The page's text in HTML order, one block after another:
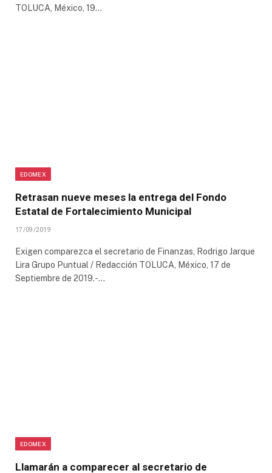
TOLUCA, México, 19…
EDOMEX
Retrasan nueve meses la entrega del Fondo
Estatal de Fortalecimiento Municipal
17/09/2019
Exigen comparezca el secretario de Finanzas, Rodrigo Jarque
Lira Grupo Puntual / Redacción TOLUCA, México, 17 de
Septiembre de 2019.-…
EDOMEX
Llamarán a comparecer al secretario de